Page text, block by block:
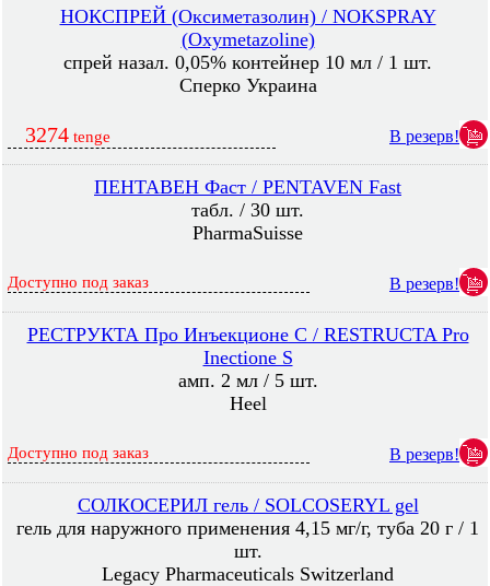
НОКСПРЕЙ (Оксиметазолин) / NOKSPRAY
(Oxymetazoline)
спрей назал. 0,05% контейнер 10 мл / 1 шт.
Сперко Украина
3274 tenge В резерв!
ПЕНТАВЕН Фаст / PENTAVEN Fast
табл. / 30 шт.
PharmaSuisse
Доступно под заказ В резерв!
РЕСТРУКТА Про Инъекционе С / RESTRUCTA Pro
Inectione S
амп. 2 мл / 5 шт.
Heel
Доступно под заказ В резерв!
СОЛКОСЕРИЛ гель / SOLCOSERYL gel
гель для наружного применения 4,15 мг/г, туба 20 г / 1
шт.
Legacy Pharmaceuticals Switzerland